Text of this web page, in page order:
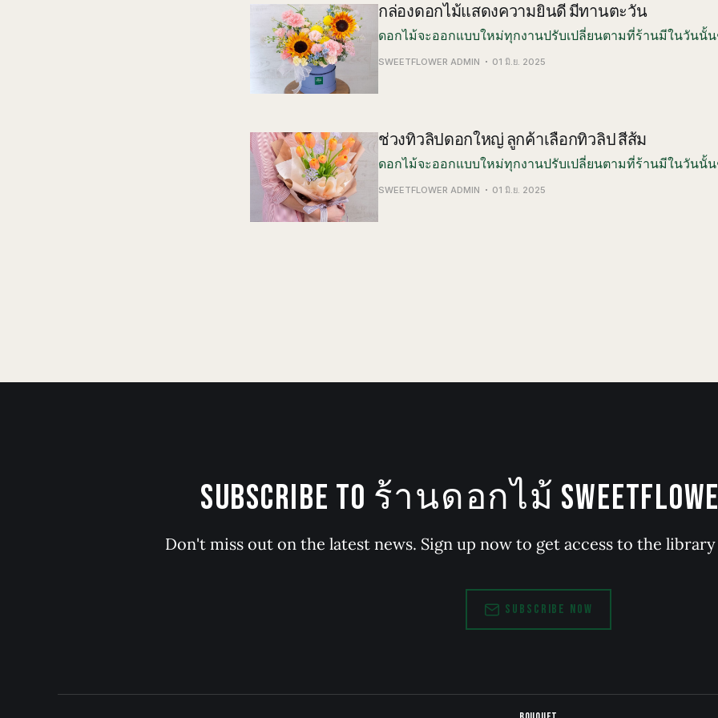
กล่องดอกไม้แสดงความยินดี มีทานตะวัน
ดอกไม้จะออกแบบใหม่ทุกงานปรับเปลี่ยนตามที่ร้านมีในวันนั้
SWEETFLOWER ADMIN 01 มิ.ย. 2025
ช่วงทิวลิปดอกใหญ่ ลูกค้าเลือกทิวลิป สีส้ม
ดอกไม้จะออกแบบใหม่ทุกงานปรับเปลี่ยนตามที่ร้านมีในวันนั้
SWEETFLOWER ADMIN 01 มิ.ย. 2025
SUBSCRIBE TO ร้านดอกไม้
Don't miss out on the latest news. Sign up now to get access to the
SUBSCRIBE NOW